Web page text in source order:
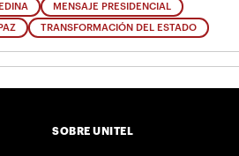
MENSAJE PRESIDENCIAL
TRANSFORMACIÓN DEL ESTADO
SOBRE UNITEL